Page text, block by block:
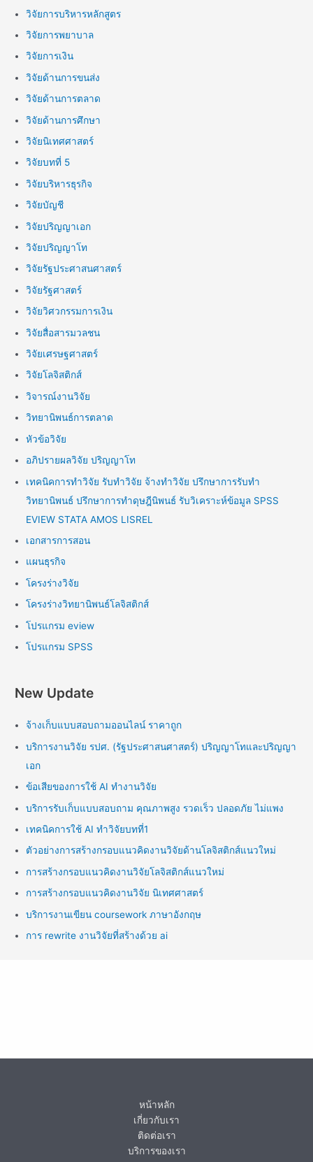
วิจัยการบริหารหลักสูตร
วิจัยการพยาบาล
วิจัยการเงิน
วิจัยด้านการขนส่ง
วิจัยด้านการตลาด
วิจัยด้านการศึกษา
วิจัยนิเทศศาสตร์
วิจัยบทที่ 5
วิจัยบริหารธุรกิจ
วิจัยบัญชี
วิจัยปริญญาเอก
วิจัยปริญญาโท
วิจัยรัฐประศาสนศาสตร์
วิจัยรัฐศาสตร์
วิจัยวิศวกรรมการเงิน
วิจัยสื่อสารมวลชน
วิจัยเศรษฐศาสตร์
วิจัยโลจิสติกส์
วิจารณ์งานวิจัย
วิทยานิพนธ์การตลาด
หัวข้อวิจัย
อภิปรายผลวิจัย ปริญญาโท
เทคนิคการทำวิจัย รับทำวิจัย จ้างทำวิจัย ปรึกษาการรับทำ
วิทยานิพนธ์ ปรึกษาการทำดุษฎีนิพนธ์ รับวิเคราะห์ข้อมูล SPSS
EVIEW STATA AMOS LISREL
เอกสารการสอน
แผนธุรกิจ
โครงร่างวิจัย
โครงร่างวิทยานิพนธ์โลจิสติกส์
โปรแกรม eview
โปรแกรม SPSS
New Update
จ้างเก็บแบบสอบถามออนไลน์ ราคาถูก
บริการงานวิจัย รปศ. (รัฐประศาสนศาสตร์) ปริญญาโทและปริญญา
เอก
ข้อเสียของการใช้ AI ทำงานวิจัย
บริการรับเก็บแบบสอบถาม คุณภาพสูง รวดเร็ว ปลอดภัย ไม่แพง
เทคนิคการใช้ AI ทำวิจัยบทที่1
ตัวอย่างการสร้างกรอบแนวคิดงานวิจัยด้านโลจิสติกส์แนวใหม่
การสร้างกรอบแนวคิดงานวิจัยโลจิสติกส์แนวใหม่
การสร้างกรอบแนวคิดงานวิจัย นิเทศศาสตร์
บริการงานเขียน coursework ภาษาอังกฤษ
การ rewrite งานวิจัยที่สร้างด้วย ai
หน้าหลัก
เกี่ยวกับเรา
ติดต่อเรา
บริการของเรา